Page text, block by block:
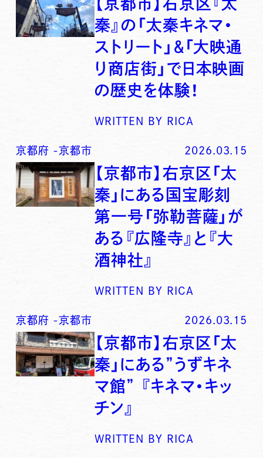
秦』の「太秦キネマ・
ストリート」＆「大映通
り商店街」で日本映画
の歴史を体験！
WRITTEN BY RICA
京都府 -京都市 2026.03.15
【京都市】右京区「太
秦」にある国宝彫刻
第一号「弥勒菩薩」が
ある『広隆寺』と『大
酒神社』
WRITTEN BY RICA
京都府 -京都市 2026.03.15
【京都市】右京区「太
秦」にある”うずキネ
マ館” 『キネマ・キッ
チン』
WRITTEN BY RICA